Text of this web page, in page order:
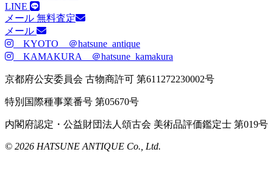
LINE
メール 無料査定
メール
KYOTO ＠hatsune_antique
KAMAKURA ＠hatsune_kamakura
京都府公安委員会 古物商許可 第611272230002号
特別国際種事業番号 第05670号
内閣府認定・公益財団法人頌古会 美術品評価鑑定士 第019号
© 2026 HATSUNE ANTIQUE Co., Ltd.